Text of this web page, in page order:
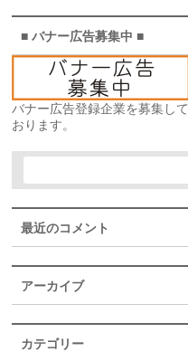
■ バナー広告募集中 ■
バナー広告登録企業を募集して
おります。
最近のコメント
アーカイブ
カテゴリー